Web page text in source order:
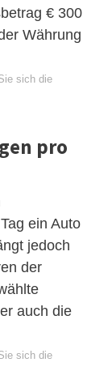
€ 300
Währung
sich die
pro
ein Auto
jedoch
der
auch die
sich die